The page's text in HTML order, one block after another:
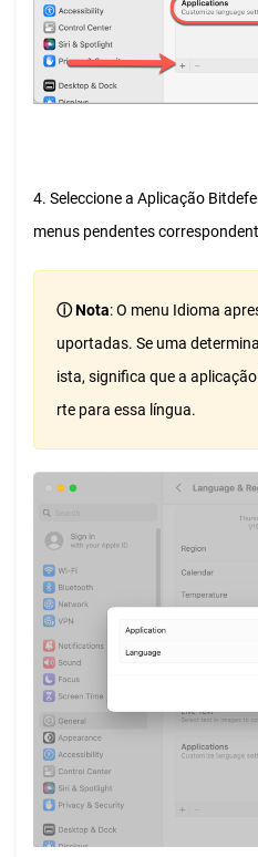
4. Seleccione a Aplicação
menus pendentes
ⓘ Nota: O menu Idioma
uportadas. Se uma
ista, significa que a
rte para essa língua.